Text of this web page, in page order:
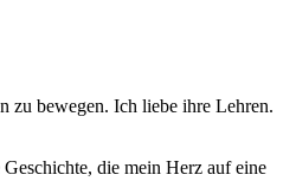
zu bewegen. Ich liebe ihre Lehren.
die mein Herz auf eine